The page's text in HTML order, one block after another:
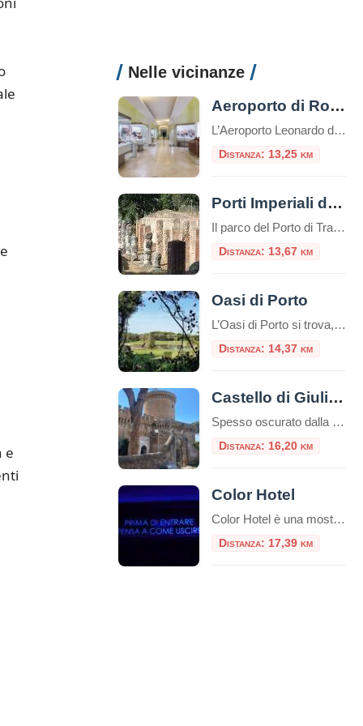
e
Nelle vicinanze
Aeroporto di Roma Fiumicino: esposte tre sculture etrusche di inestimabile valore
L’Aeroporto Leonardo da Vinci di Fiumicino aggiunge un nuovo tassello al suo percorso di valorizzazione culturale con l’inaugurazione dell’esposizione “Etruschi per l’eternità”, una mostra che celebra la raffinatezza della civiltà etrusca attraverso tre sculture provenienti dalle collezioni del Museo Nazionale Etrusco di Villa Giulia. Questo progetto rappresenta una straordinaria opportunità per migliaia di passeggeri, che possono immergersi […]
Distanza: 13,25 km
Porti Imperiali di Claudio e Traiano
Il parco del Porto di Traiano è un paesaggio di grandissimo valore culturale e naturale, in cui i resti dell’antico impianto portuale si legano al patrimonio arboreo e agli specchi d’acqua, in una unità armonica resa suggestiva dalle tracce del tempo
Distanza: 13,67 km
Oasi di Porto
L’Oasi di Porto si trova, in una suggestiva cornice naturale, alla foce del Tevere, nei pressi di Fiumicino e si estende intorno all’antico Porto di Traiano, costruito nel II secolo d.C. sul preesistente Porto di Claudio. L’elemento caratterizzante è il lago, l’antico bacino portuale fatto costruire dall’imperatore Traiano (98 – 117 d.C.), in sostituzione del […]
Distanza: 14,37 km
Castello di Giulio II
Spesso oscurato dalla fama mondiale dei vicini scavi archeologici romani, il Castello di Giulio II è una gemma rinascimentale che merita assolutamente una visita. Situato nel cuore del pittoresco borgo medievale di Ostia Antica, questa fortezza racconta una storia di papi guerrieri, dazi doganali e un fiume che ha cambiato corso. Se cercate una gita […]
Distanza: 16,20 km
Color Hotel
Color Hotel è una mostra interattiva permanente composta da 11 sale tematiche che prende le sembianze di un hotel incantevole! Una sorprendente area interattiva permanente dedicata al gioco e al puro divertimento. E’ ospitato negli spazi di The Wow Side Shopping Centre (ex Parco Leonardo) a Fiumicino. Al confine tra realtà e sogno, questo spazio di 4.000 mq, custodisce al suo interno incredibili sorprese […]
Distanza: 17,39 km